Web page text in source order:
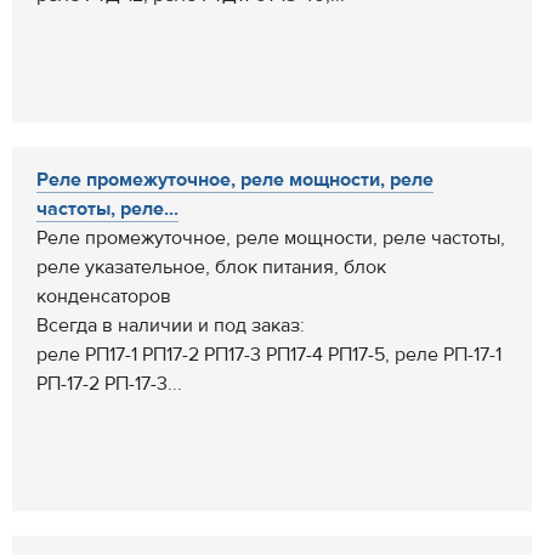
Реле промежуточное, реле мощности, реле
частоты, реле...
Реле промежуточное, реле мощности, реле частоты,
реле указательное, блок питания, блок
конденсаторов
Всегда в наличии и под заказ:
реле РП17-1 РП17-2 РП17-3 РП17-4 РП17-5, реле РП-17-1
РП-17-2 РП-17-3...